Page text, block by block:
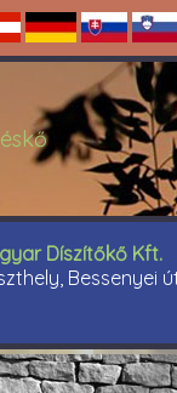
Díszítőkő Kft.
Bessenyei